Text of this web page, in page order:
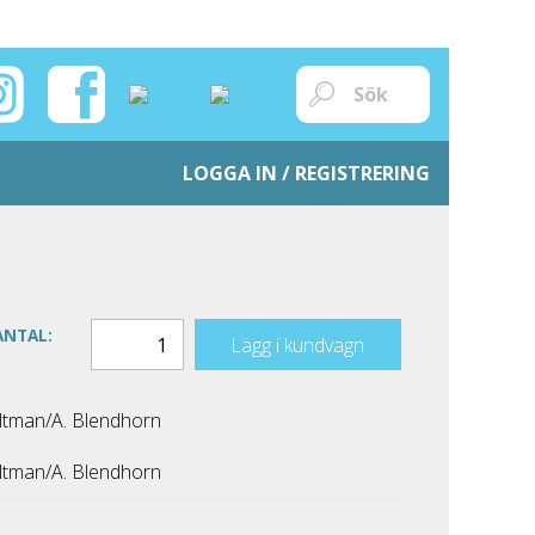
LOGGA IN / REGISTRERING
Lägg i kundvagn
A. Blendhorn
A. Blendhorn